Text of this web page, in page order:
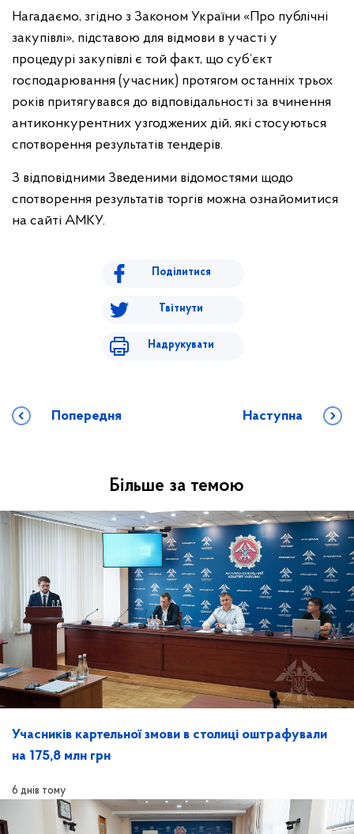
Нагадаємо, згідно з Законом України «Про публічні
закупівлі», підставою для відмови в участі у
процедурі закупівлі є той факт, що суб’єкт
господарювання (учасник) протягом останніх трьох
років притягувався до відповідальності за вчинення
антиконкурентних узгоджених дій, які стосуються
спотворення результатів тендерів.
З відповідними Зведеними відомостями щодо
спотворення результатів торгів можна ознайомитися
на сайті АМКУ.
Поділитися
Твітнути
Надрукувати
Попередня Наступна
Більше за темою
Учасників картельної змови в столиці оштрафували
на 175,8 млн грн
6 днів тому